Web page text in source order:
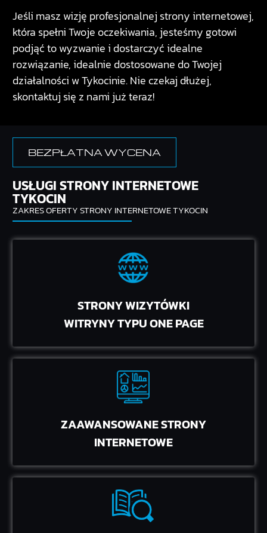
Jeśli masz wizję profesjonalnej strony internetowej,
która spełni Twoje oczekiwania, jesteśmy gotowi
podjąć to wyzwanie i dostarczyć idealne
rozwiązanie, idealnie dostosowane do Twojej
działalności w Tykocinie. Nie czekaj dłużej,
skontaktuj się z nami już teraz!
BEZPŁATNA WYCENA
USŁUGI STRONY INTERNETOWE
TYKOCIN
ZAKRES OFERTY STRONY INTERNETOWE TYKOCIN
STRONY WIZYTÓWKI
WITRYNY TYPU ONE PAGE
ZAAWANSOWANE STRONY
INTERNETOWE